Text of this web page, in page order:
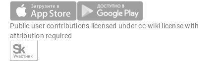
Public user contributions licensed undercc-wiki license with
attribution required